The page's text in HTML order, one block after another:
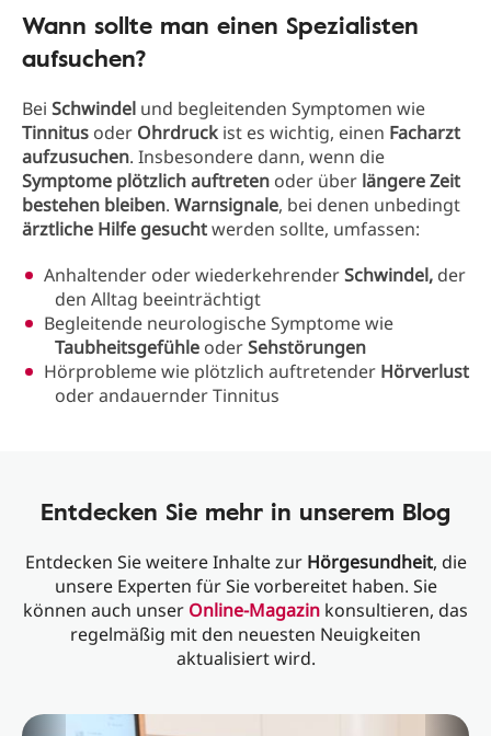
Wann sollte man einen Spezialisten
aufsuchen?
Bei Schwindel und begleitenden Symptomen wie
Tinnitus oder Ohrdruck ist es wichtig, einen Facharzt
aufzusuchen. Insbesondere dann, wenn die
Symptome plötzlich auftreten oder über längere Zeit
bestehen bleiben. Warnsignale, bei denen unbedingt
ärztliche Hilfe gesuchtwerden sollte, umfassen:
Anhaltender oder wiederkehrenderSchwindel, der
den Alltag beeinträchtigt
Begleitende neurologische Symptome wie
Taubheitsgefühle oderSehstörungen
Hörprobleme wie plötzlich auftretender Hörverlust
oder andauernder Tinnitus
Entdecken Sie mehr in unserem Blog
Entdecken Sie weitere Inhalte zur Hörgesundheit, die
unsere Experten für Sie vorbereitet haben. Sie
können auch unser Online-Magazin konsultieren, das
regelmäßig mit den neuesten Neuigkeiten
aktualisiert wird.